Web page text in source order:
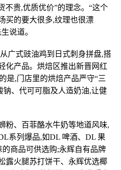
不贵,优质优价”的理念。“这个
买的要大很多,纹理也很漂
说道。
广式豉油鸡到日式刺身拼盘,搭
化产品。烘焙区推出新晋网红
是,门店里的烘焙产品严守“三
钠、代可可脂及人造奶油,让健
粉、百菲酪水牛奶等地道风味,
系列爆品,如DL 啤酒、DL 果
商品可供选购;永辉自有品牌
露火腿苏打饼干、永辉优选椰